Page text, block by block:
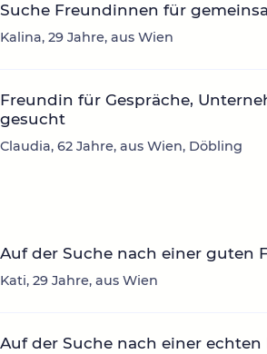
Suche Freundinnen für
Kalina, 29 Jahre, aus Wien
Freundin für Gespräche,
gesucht
Claudia, 62 Jahre, aus Wien, Döbling
Auf der Suche nach einer guten
Kati, 29 Jahre, aus Wien
Auf der Suche nach einer echten